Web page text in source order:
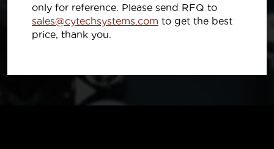
only for reference. Please send RFQ to
sales@cytechsystems.com to get the best
price, thank you.